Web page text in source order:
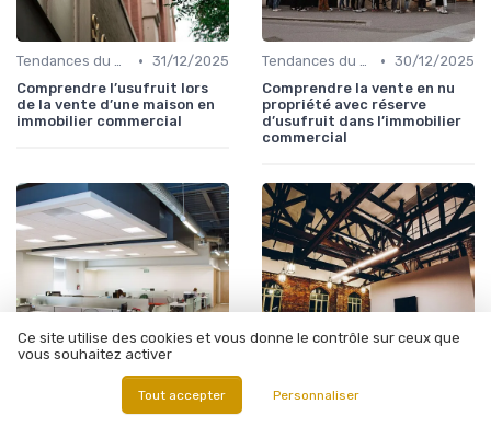
Tendances du Marché Immobilier Commercial • 31/12/2025
Comprendre l’usufruit lors
de la vente d’une maison en
immobilier commercial
Tendances du Marché Immobilier Commercial • 30/12/2025
Comprendre la vente en nu
propriété avec réserve
d’usufruit dans l’immobilier
commercial
Investissements Immobiliers Stratégiques • 30/12/2025
Ce site utilise des cookies et vous donne le contrôle sur ceux que
vous souhaitez activer
Tout accepter Personnaliser